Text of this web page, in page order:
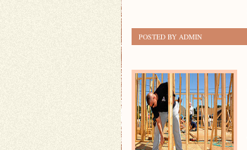
POSTED BY ADMIN